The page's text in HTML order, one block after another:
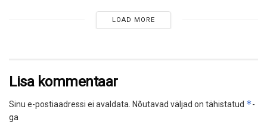
LOAD MORE
Lisa kommentaar
Sinu e-postiaadressi ei avaldata. Nõutavad väljad on tähistatud *-
ga